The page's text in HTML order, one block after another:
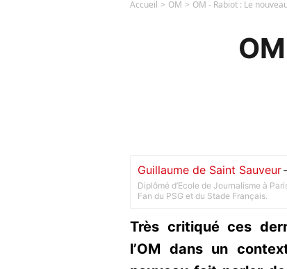
Accueil OM OM - Rabiot : Le
Guillaume de Saint Sauveur-
Diplômé d’Ecole de Journalisme à
Fan du PSG et du Stade Français.
Très critiqué ces
l’OM dans un